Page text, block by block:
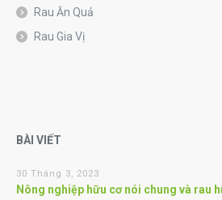
Rau Ăn Quả
Rau Gia Vị
BÀI VIẾT
30 Tháng 3, 2023
Nông nghiệp hữu cơ nói chung và rau